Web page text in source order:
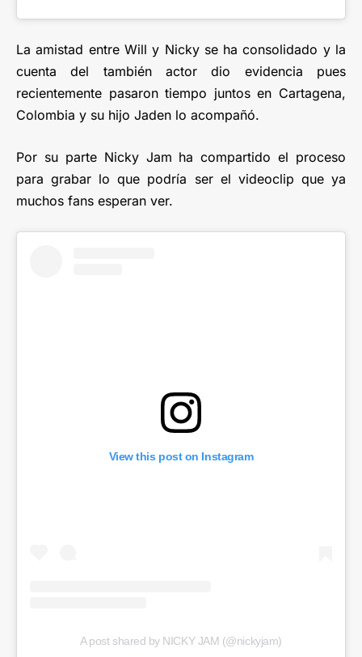
La amistad entre Will y Nicky se ha consolidado y la
cuenta del también actor dio evidencia pues
recientemente pasaron tiempo juntos en Cartagena,
Colombia y su hijo Jaden lo acompañó.
Por su parte Nicky Jam ha compartido el proceso
para grabar lo que podría ser el videoclip que ya
muchos fans esperan ver.
View this post on Instagram
A post shared by NICKY JAM (@nickyjam)